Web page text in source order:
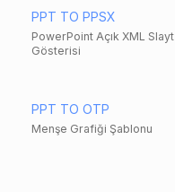
PPT TO PPSX
PowerPoint Açık XML Slayt
Gösterisi
PPT TO OTP
Menşe Grafiği Şablonu